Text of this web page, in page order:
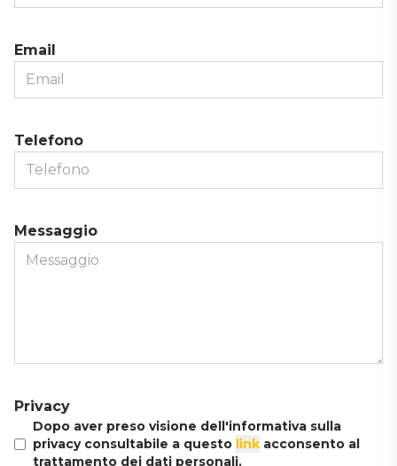
Email
Telefono
Messaggio
Privacy
Dopo aver preso visione dell'informativa sulla
privacy consultabile a questo link acconsento al
trattamento dei dati personali.